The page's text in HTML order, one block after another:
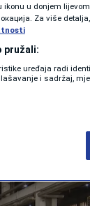
u donjem
Za više
pružali:
uređaja radi
i sadržaj,